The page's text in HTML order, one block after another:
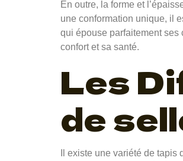
En outre, la forme et
une conformation unique, il
qui épouse parfaitement
confort et sa santé.
Les
de
Il existe une variété de